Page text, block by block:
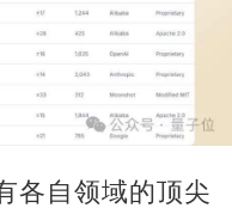
各自领域的顶尖